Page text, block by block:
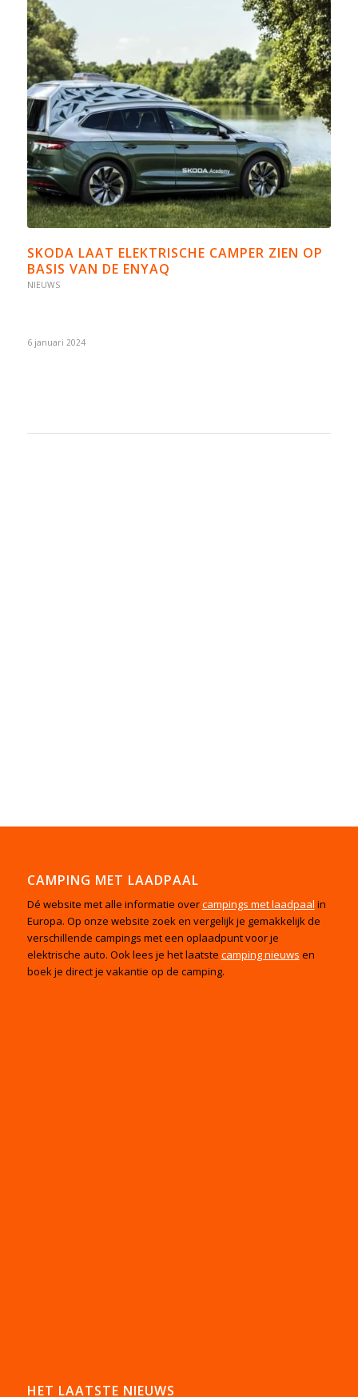
SKODA LAAT ELEKTRISCHE CAMPER ZIEN OP
BASIS VAN DE ENYAQ
NIEUWS
6 januari 2024
CAMPING MET LAADPAAL
Dé website met alle informatie overcampings met laadpaal in
Europa. Op onze website zoek en vergelijk je gemakkelijk de
verschillende campings met een oplaadpunt voor je
elektrische auto. Ook lees je het laatste camping nieuws en
boek je direct je vakantie op de camping.
HET LAATSTE NIEUWS